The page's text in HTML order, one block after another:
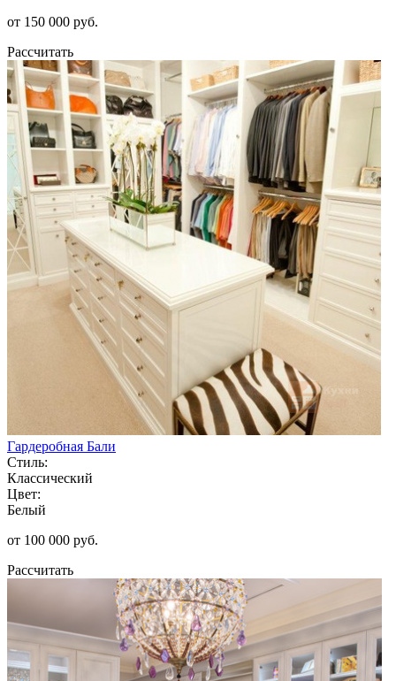
от 150 000 руб.
Рассчитать
Гардеробная Бали
Стиль:
Классический
Цвет:
Белый
от 100 000 руб.
Рассчитать